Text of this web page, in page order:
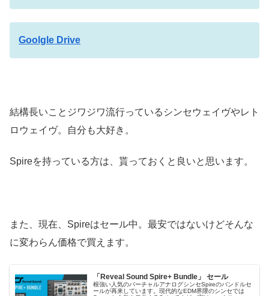
Goolgle Drive
結構長いことジワジワ流行っているシンセウェイヴやレト
ロウェイヴ。自分も大好き。
Spireを持っている方は、貰っておくと良いと思います。
また、現在、Spireはセール中。最安ではないけどそんな
に変わらん価格で買えます。
「Reveal Sound Spire+ Bundle」 セール
根強い人気のバーチャルアナログシンセSpireのバンドルセ
ールが再来しています。現代的なEDM界隈のシンセでは